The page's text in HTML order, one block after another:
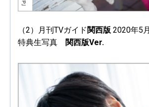
（2）月刊TVガイド 関西版 2020年5
特典生写真
関西版Ver.